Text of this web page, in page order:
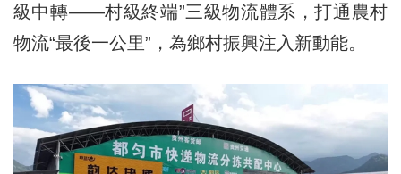
級中轉——村級終端”三級物流體系，打通農村
物流“最後一公里”，為鄉村振興注入新動能。